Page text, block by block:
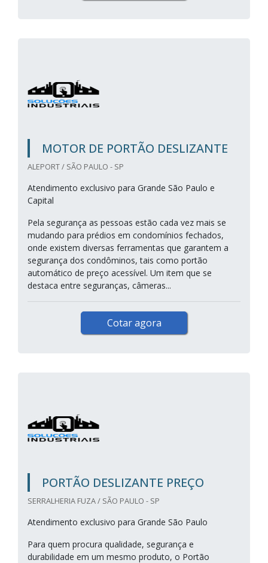
MOTOR DE PORTÃO DESLIZANTE
ALEPORT / SÃO PAULO - SP
Atendimento exclusivo para Grande São Paulo e
Capital
Pela segurança as pessoas estão cada vez mais se
mudando para prédios em condomínios fechados,
onde existem diversas ferramentas que garantem a
segurança dos condôminos, tais como portão
automático de preço acessível. Um item que se
destaca entre seguranças, câmeras...
Cotar agora
PORTÃO DESLIZANTE PREÇO
SERRALHERIA FUZA / SÃO PAULO - SP
Atendimento exclusivo para Grande São Paulo
Para quem procura qualidade, segurança e
durabilidade em um mesmo produto, o Portão